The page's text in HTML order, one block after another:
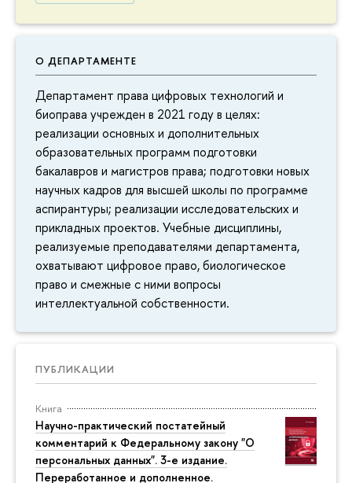
О ДЕПАРТАМЕНТЕ
Департамент права цифровых технологий и
биоправа учрежден в 2021 году в целях:
реализации основных и дополнительных
образовательных программ подготовки
бакалавров и магистров права; подготовки новых
научных кадров для высшей школы по программе
аспирантуры; реализации исследовательских и
прикладных проектов. Учебные дисциплины,
реализуемые преподавателями департамента,
охватывают цифровое право, биологическое
право и смежные с ними вопросы
интеллектуальной собственности.
ПУБЛИКАЦИИ
Книга
Научно-практический постатейный
комментарий к Федеральному закону "О
персональных данных". 3-е издание.
Переработанное и дополненное.